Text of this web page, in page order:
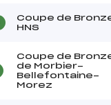
Coupe de
HNS
Coupe de
de Morbier-
Bellefontaine-
Morez